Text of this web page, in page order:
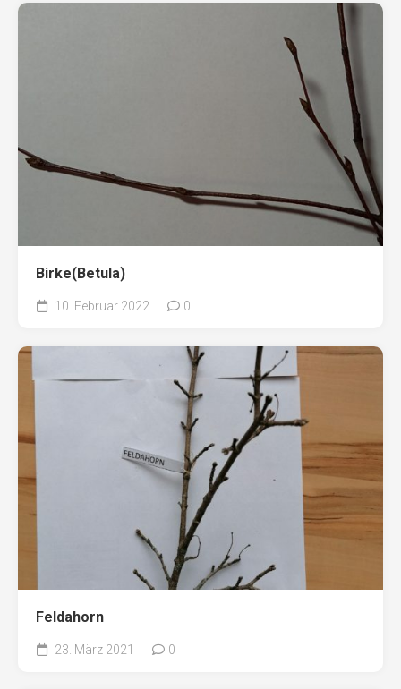
Birke(Betula)
10. Februar 2022 0
Feldahorn
23. März 2021 0